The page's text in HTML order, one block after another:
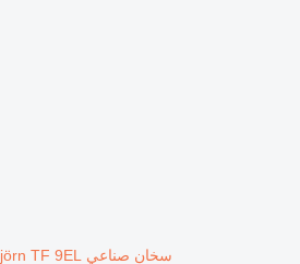
سخان صناعي El-Björn TF 9EL